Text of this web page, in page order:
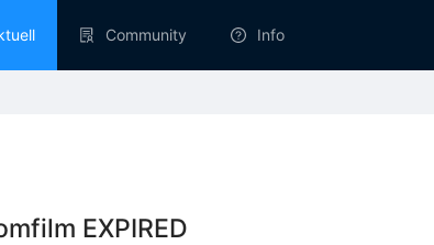
Community Info
EXPIRED